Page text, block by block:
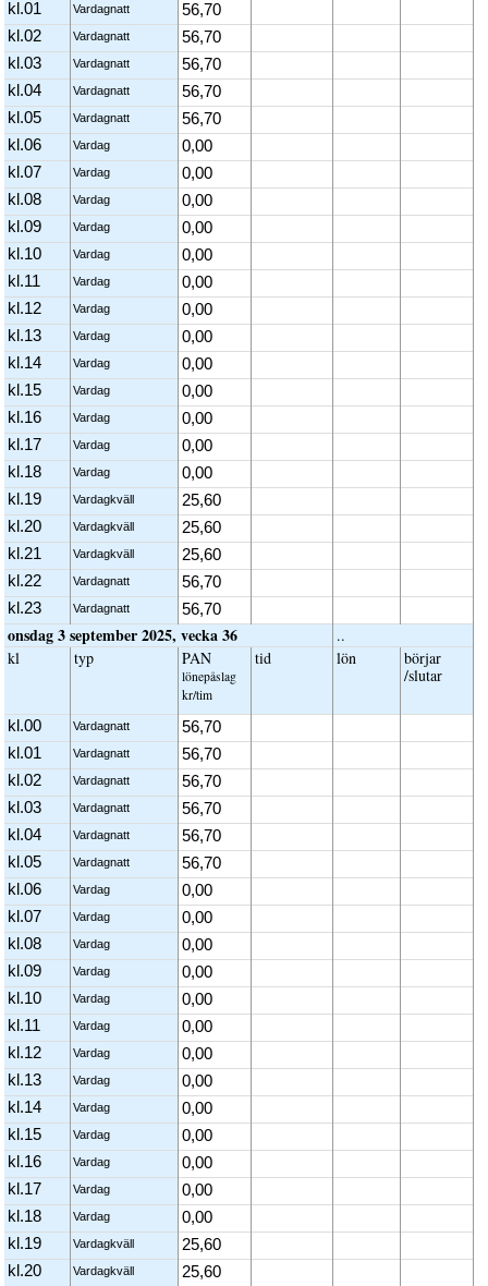
kl.01 Vardagnatt
56,70
kl.02
Vardagnatt
56,70
kl.03
Vardagnatt
56,70
kl.04
Vardagnatt
56,70
kl.05
Vardagnatt
56,70
kl.06
Vardag
0,00
kl.07
Vardag
0,00
kl.08
Vardag
0,00
kl.09
Vardag
0,00
kl.10
Vardag
0,00
kl.11
Vardag
0,00
kl.12
Vardag
0,00
kl.13
Vardag
0,00
kl.14
Vardag
0,00
kl.15
Vardag
0,00
kl.16
Vardag
0,00
kl.17
Vardag
0,00
kl.18
Vardag
0,00
kl.19
Vardagkväll
25,60
kl.20
Vardagkväll
25,60
kl.21
Vardagkväll
25,60
kl.22
Vardagnatt
56,70
kl.23
Vardagnatt 56,70
onsdag 3 september 2025, vecka 36
..
kl
typ PAN
löne­påslag
kr/tim
tid lön
börjar
/slutar
kl.00 Vardagnatt
56,70
kl.01
Vardagnatt
56,70
kl.02
Vardagnatt
56,70
kl.03
Vardagnatt
56,70
kl.04
Vardagnatt
56,70
kl.05
Vardagnatt
56,70
kl.06
Vardag
0,00
kl.07
Vardag
0,00
kl.08
Vardag
0,00
kl.09
Vardag
0,00
kl.10
Vardag
0,00
kl.11
Vardag
0,00
kl.12
Vardag
0,00
kl.13
Vardag
0,00
kl.14
Vardag
0,00
kl.15
Vardag
0,00
kl.16
Vardag
0,00
kl.17
Vardag
0,00
kl.18
Vardag
0,00
kl.19
Vardagkväll
25,60
kl.20
Vardagkväll
25,60